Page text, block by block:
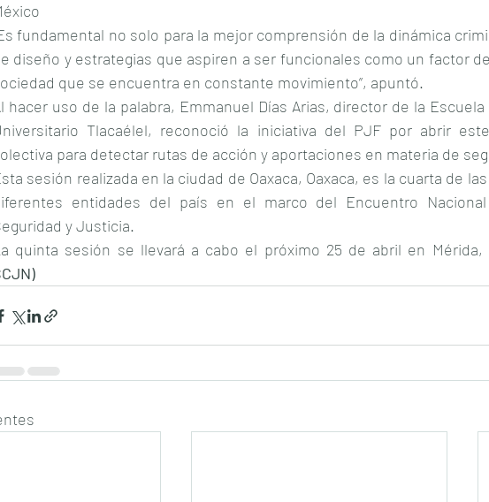
fundamental no solo para la mejor comprensión de la dinámica
diseño y estrategias que aspiren a ser funcionales como un factor
que se encuentra en constante movimiento”, apuntó.
hacer uso de la palabra, Emmanuel Días Arias, director de la
Tlacaélel, reconoció la iniciativa del PJF por abrir
para detectar rutas de acción y aportaciones en materia de
sesión realizada en la ciudad de Oaxaca, Oaxaca, es la cuarta de
entidades del país en el marco del Encuentro
y Justicia.
quinta sesión se llevará a cabo el próximo 25 de abril en Mérida,